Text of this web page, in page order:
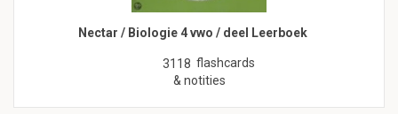
Nectar / Biologie 4 vwo / deel Leerboek
3118 flashcards
& notities